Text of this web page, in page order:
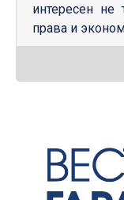
интересен не
права и